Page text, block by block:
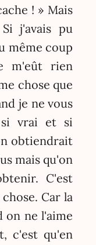
! » Mais
j'avais pu
même coup
m'eût rien
chose que
je ne vous
vrai et si
obtiendrait
mais qu'on
C'est
Car la
on ne l'aime
c'est qu'en